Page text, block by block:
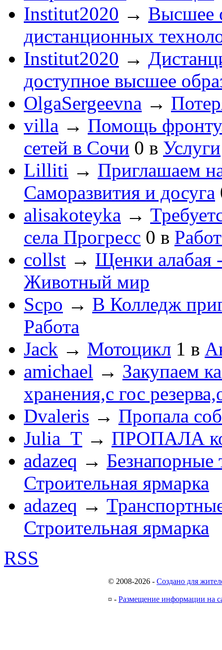
Institut2020 → Высшее
дистанционных
Institut2020 →
доступное высшее
OlgaSergeevna →
villa → Помощь
сетей в Сочи 0 в Услуги
Lilliti → Приглашаем
Саморазвития и досуга
alisakoteyka →
села Прогресс 0 в
collst → Щенки алабая
Животный мир
Scpo → В Колледж
Работа
Jack → Мотоцикл 1 в
amichael → Закупаем
хранения,с гос
Dvaleris → Пропала
Julia_T → ПРОПАЛА
adazeq → Безнапорные
Строительная ярмарка
adazeq →
Строительная ярмарка
RSS
© 2008-2026 - Создано для
¤ - Размещение информации на